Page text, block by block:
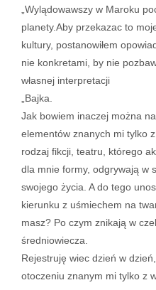
„Wylądowawszy w Maroku
planety.Aby przekazac to
kultury, postanowiłem
nie konkretami, by nie
własnej interpretacji
„Bajka.
Jak bowiem inaczej można
elementów znanych mi tylko
rodzaj fikcji, teatru, którego
dla mnie formy, odgrywają w
swojego życia. A do tego
kierunku z uśmiechem na
masz? Po czym znikają w
średniowiecza.
Rejestruję wiec dzień w
otoczeniu znanym mi tylko z